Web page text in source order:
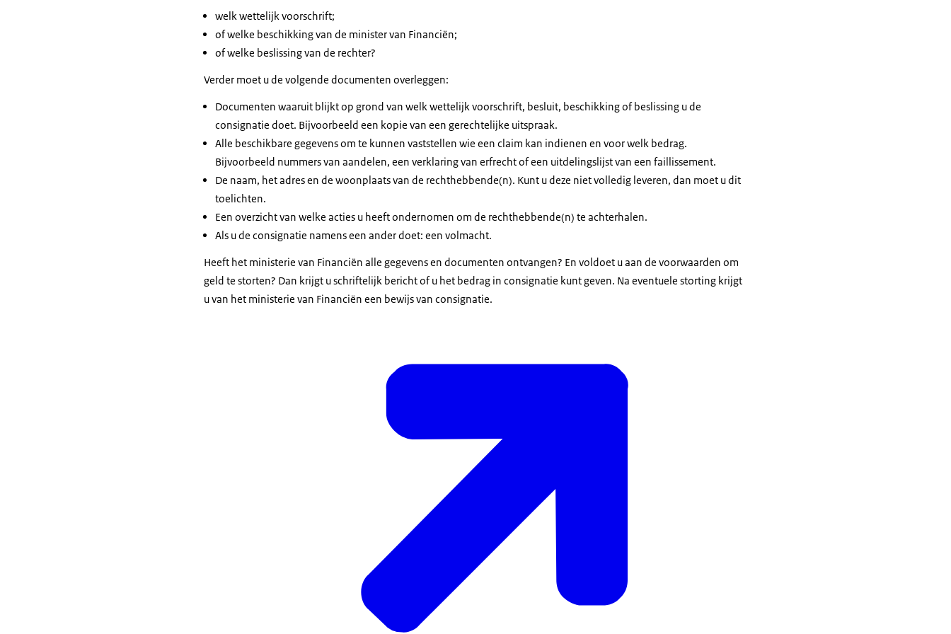
welk wettelijk voorschrift;
of welke beschikking van de minister van Financiën;
of welke beslissing van de rechter?
Verder moet u de volgende documenten overleggen:
Documenten waaruit blijkt op grond van welk wettelijk voorschrift, besluit, beschikking of beslissing u de
consignatie doet. Bijvoorbeeld een kopie van een gerechtelijke uitspraak.
Alle beschikbare gegevens om te kunnen vaststellen wie een claim kan indienen en voor welk bedrag.
Bijvoorbeeld nummers van aandelen, een verklaring van erfrecht of een uitdelingslijst van een faillissement.
De naam, het adres en de woonplaats van de rechthebbende(n). Kunt u deze niet volledig leveren, dan moet u dit
toelichten.
Een overzicht van welke acties u heeft ondernomen om de rechthebbende(n) te achterhalen.
Als u de consignatie namens een ander doet: een volmacht.
Heeft het ministerie van Financiën alle gegevens en documenten ontvangen? En voldoet u aan de voorwaarden om
geld te storten? Dan krijgt u schriftelijk bericht of u het bedrag in consignatie kunt geven. Na eventuele storting krijgt
u van het ministerie van Financiën een bewijs van consignatie.